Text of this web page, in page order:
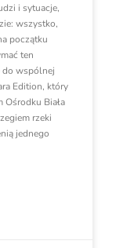
i sytuacje,
wszystko,
początku
ten
do wspólnej
Edition, który
Biała
rzeki
jednego